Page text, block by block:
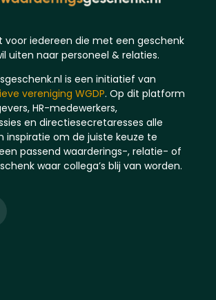
voor iedereen die met een geschenk
uiten naar personeel & relaties.
is een initiatief van
vereniging WGDP. Op dit platform
HR-medewerkers,
en directiesecretaresses alle
inspiratie om de juiste keuze te
passend waarderings-, relatie- of
waar collega’s blij van worden.